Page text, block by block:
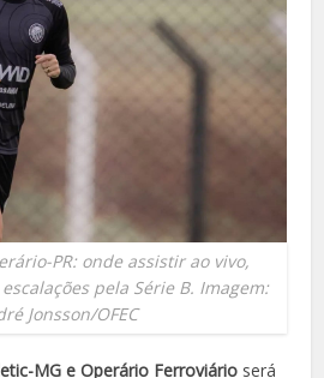
PR: onde assistir ao vivo,
pela Série B. Imagem:
Jonsson/OFEC
MG e Operário Ferroviário será